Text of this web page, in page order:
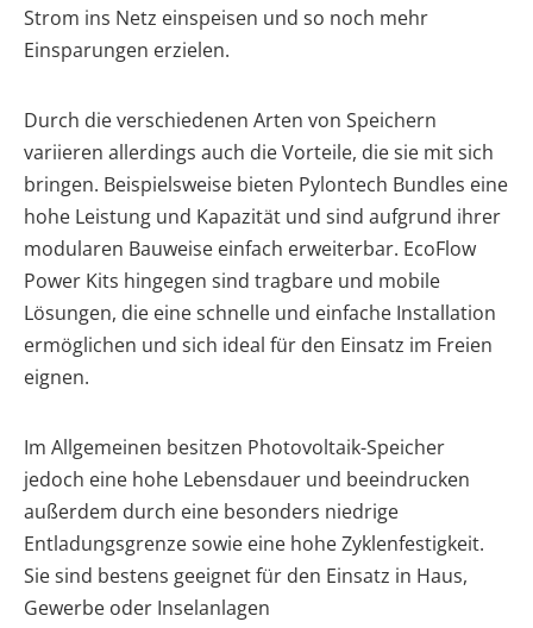
Strom ins Netz einspeisen und so noch mehr
Einsparungen erzielen.
Durch die verschiedenen Arten von Speichern
variieren allerdings auch die Vorteile, die sie mit sich
bringen. Beispielsweise bieten Pylontech Bundles eine
hohe Leistung und Kapazität und sind aufgrund ihrer
modularen Bauweise einfach erweiterbar. EcoFlow
Power Kits hingegen sind tragbare und mobile
Lösungen, die eine schnelle und einfache Installation
ermöglichen und sich ideal für den Einsatz im Freien
eignen.
Im Allgemeinen besitzen Photovoltaik-Speicher
jedoch eine hohe Lebensdauer und beeindrucken
außerdem durch eine besonders niedrige
Entladungsgrenze sowie eine hohe Zyklenfestigkeit.
Sie sind bestens geeignet für den Einsatz in Haus,
Gewerbe oder Inselanlagen